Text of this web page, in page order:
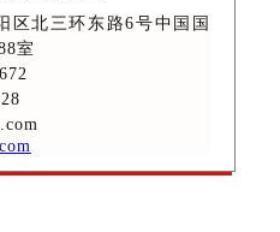
区北三环东路6号中国国
室